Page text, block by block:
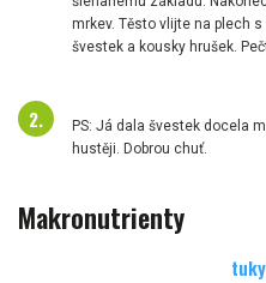
mrkev. Těsto vlijte na plech
švestek a kousky hrušek.
PS: Já dala švestek docela
hustěji. Dobrou chuť.
Makronutrienty
tuky